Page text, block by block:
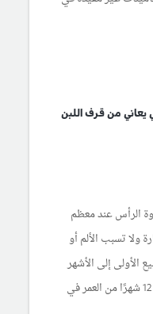
يعاني من قرف اللبن
الرأس عند معظم
ولا تسبب الألم أو
الأولى إلى الأشهر
الأولى من الحياة ونادرًا ما يظهر بعد 12 شهرًا من العمر في